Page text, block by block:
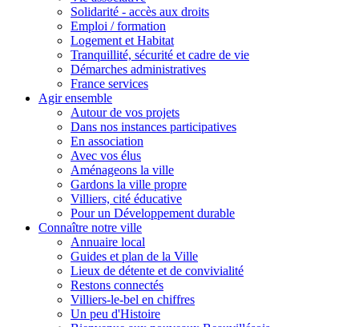
Solidarité - accès aux droits
Emploi / formation
Logement et Habitat
Tranquillité, sécurité et cadre de vie
Démarches administratives
France services
Agir ensemble
Autour de vos projets
Dans nos instances participatives
En association
Avec vos élus
Aménageons la ville
Gardons la ville propre
Villiers, cité éducative
Pour un Développement durable
Connaître notre ville
Annuaire local
Guides et plan de la Ville
Lieux de détente et de convivialité
Restons connectés
Villiers-le-bel en chiffres
Un peu d'Histoire